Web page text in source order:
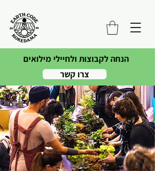
הנחה לקבוצות ולחיילי מילואים
צרו קשר